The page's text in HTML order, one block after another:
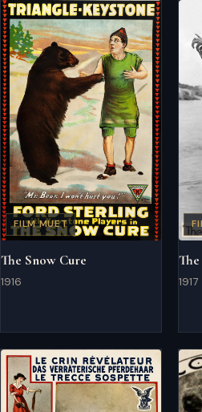
FILM MUET
The Snow Cure
1916 1917